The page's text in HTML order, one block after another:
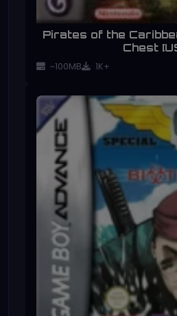
Pirates of the
Chest
~100MB 1K+